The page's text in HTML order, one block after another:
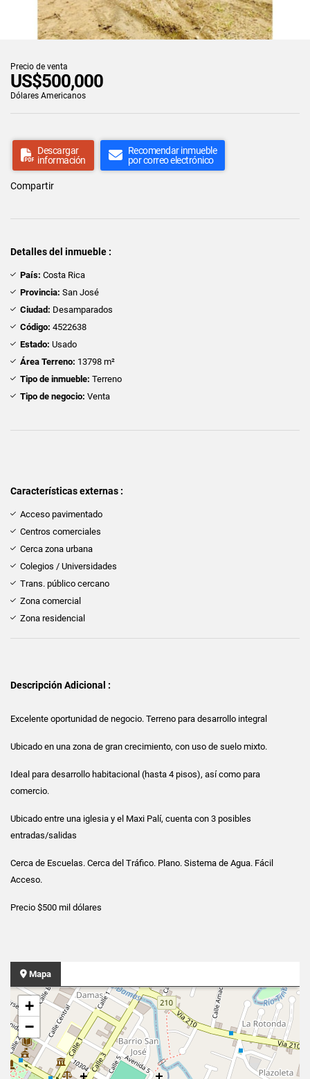
Precio de venta
US$500,000
Dólares Americanos
Descargar
información
Recomendar inmueble
por correo electrónico
Compartir
Detalles del inmueble :
País: Costa Rica
Provincia: San José
Ciudad: Desamparados
Código: 4522638
Estado: Usado
Área Terreno: 13798 m²
Tipo de inmueble: Terreno
Tipo de negocio: Venta
Características externas :
Acceso pavimentado
Centros comerciales
Cerca zona urbana
Colegios / Universidades
Trans. público cercano
Zona comercial
Zona residencial
Descripción Adicional :
Excelente oportunidad de negocio. Terreno para desarrollo integral
Ubicado en una zona de gran crecimiento, con uso de suelo mixto.
Ideal para desarrollo habitacional (hasta 4 pisos), así como para
comercio.
Ubicado entre una iglesia y el Maxi Palí, cuenta con 3 posibles
entradas/salidas
Cerca de Escuelas. Cerca del Tráfico. Plano. Sistema de Agua. Fácil
Acceso.
Precio $500 mil dólares
Mapa
+
−